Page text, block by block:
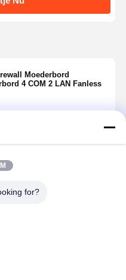
Moederbord
4 COM 2 LAN Fanless
for?